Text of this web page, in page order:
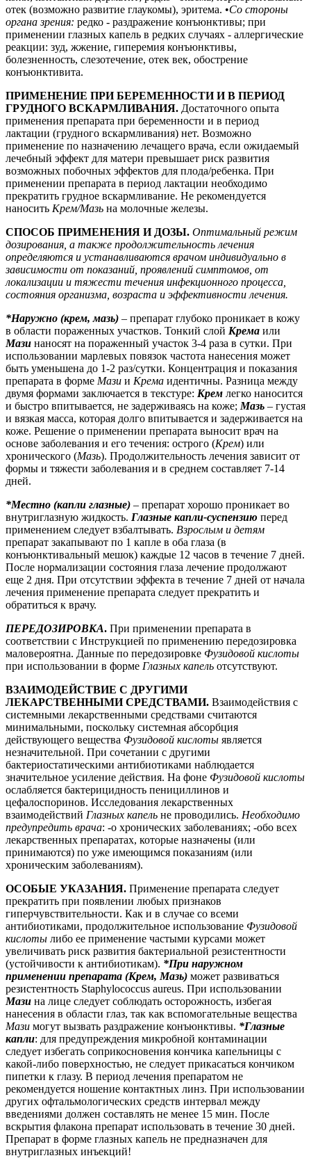
отек (возможно развитие глаукомы), эритема. •Со стороны
органа зрения: редко - раздражение конъюнктивы; при
применении глазных капель в редких случаях - аллергические
реакции: зуд, жжение, гиперемия конъюнктивы,
болезненность, слезотечение, отек век, обострение
конъюнктивита.
ПРИМЕНЕНИЕ ПРИ БЕРЕМЕННОСТИ И В ПЕРИОД
ГРУДНОГО ВСКАРМЛИВАНИЯ. Достаточного опыта
применения препарата при беременности и в период
лактации (грудного вскармливания) нет. Возможно
применение по назначению лечащего врача, если ожидаемый
лечебный эффект для матери превышает риск развития
возможных побочных эффектов для плода/ребенка. При
применении препарата в период лактации необходимо
прекратить грудное вскармливание. Не рекомендуется
наносить Крем/Мазь на молочные железы.
СПОСОБ ПРИМЕНЕНИЯ И ДОЗЫ. Оптимальный режим
дозирования, а также продолжительность лечения
определяются и устанавливаются врачом индивидуально в
зависимости от показаний, проявлений симптомов, от
локализации и тяжести течения инфекционного процесса,
состояния организма, возраста и эффективности лечения.
*Наружно (крем, мазь) – препарат глубоко проникает в кожу
в области пораженных участков. Тонкий слой Крема или
Мази наносят на пораженный участок 3-4 раза в сутки. При
использовании марлевых повязок частота нанесения может
быть уменьшена до 1-2 раз/сутки. Концентрация и показания
препарата в форме Мази и Крема идентичны. Разница между
двумя формами заключается в текстуре: Крем легко наносится
и быстро впитывается, не задерживаясь на коже; Мазь – густая
и вязкая масса, которая долго впитывается и задерживается на
коже. Решение о применении препарата выносит врач на
основе заболевания и его течения: острого (Крем) или
хронического (Мазь). Продолжительность лечения зависит от
формы и тяжести заболевания и в среднем составляет 7-14
дней.
*Местно (капли глазные) – препарат хорошо проникает во
внутриглазную жидкость. Глазные капли-суспензию перед
применением следует взбалтывать. Взрослым и детям
препарат закапывают по 1 капле в оба глаза (в
конъюнктивальный мешок) каждые 12 часов в течение 7 дней.
После нормализации состояния глаза лечение продолжают
еще 2 дня. При отсутствии эффекта в течение 7 дней от начала
лечения применение препарата следует прекратить и
обратиться к врачу.
ПЕРЕДОЗИРОВКА. При применении препарата в
соответствии с Инструкцией по применению передозировка
маловероятна. Данные по передозировке Фузидовой кислоты
при использовании в форме Глазных капель отсутствуют.
ВЗАИМОДЕЙСТВИЕ С ДРУГИМИ
ЛЕКАРСТВЕННЫМИ СРЕДСТВАМИ. Взаимодействия с
системными лекарственными средствами считаются
минимальными, поскольку системная абсорбция
действующего вещества Фузидовой кислоты является
незначительной. При сочетании с другими
бактериостатическими антибиотиками наблюдается
значительное усиление действия. На фоне Фузидовой кислоты
ослабляется бактерицидность пенициллинов и
цефалоспоринов. Исследования лекарственных
взаимодействий Глазных капель не проводились. Необходимо
предупредить врача: -о хронических заболеваниях; -обо всех
лекарственных препаратах, которые назначены (или
принимаются) по уже имеющимся показаниям (или
хроническим заболеваниям).
ОСОБЫЕ УКАЗАНИЯ. Применение препарата следует
прекратить при появлении любых признаков
гиперчувствительности. Как и в случае со всеми
антибиотиками, продолжительное использование Фузидовой
кислоты либо ее применение частыми курсами может
увеличивать риск развития бактериальной резистентности
(устойчивости к антибиотикам). *При наружном
применении препарата (Крем, Мазь) может развиваться
резистентность Staphylococcus aureus. При использовании
Мази на лице следует соблюдать осторожность, избегая
нанесения в области глаз, так как вспомогательные вещества
Мази могут вызвать раздражение конъюнктивы. *Глазные
капли: для предупреждения микробной контаминации
следует избегать соприкосновения кончика капельницы с
какой-либо поверхностью, не следует прикасаться кончиком
пипетки к глазу. В период лечения препаратом не
рекомендуется ношение контактных линз. При использовании
других офтальмологических средств интервал между
введениями должен составлять не менее 15 мин. После
вскрытия флакона препарат использовать в течение 30 дней.
Препарат в форме глазных капель не предназначен для
внутриглазных инъекций!